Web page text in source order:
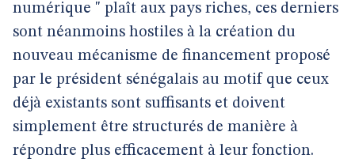
numérique " plaît aux pays riches, ces derniers
sont néanmoins hostiles à la création du
nouveau mécanisme de financement proposé
par le président sénégalais au motif que ceux
déjà existants sont suffisants et doivent
simplement être structurés de manière à
répondre plus efficacement à leur fonction.